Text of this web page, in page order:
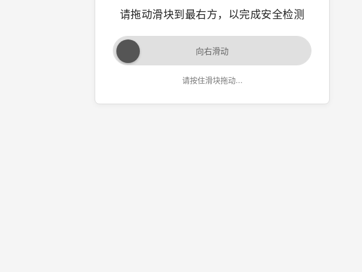
请拖动滑块到最右方，以完成安全检测
向右滑动
请按住滑块拖动...